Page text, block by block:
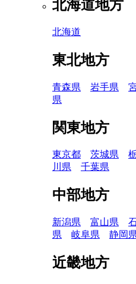
北海道地方
北海道
東北地方
青森県 岩手県
県
関東地方
東京都 茨城県
川県
千葉県
中部地方
新潟県 富山県
県
岐阜県 静岡
近畿地方